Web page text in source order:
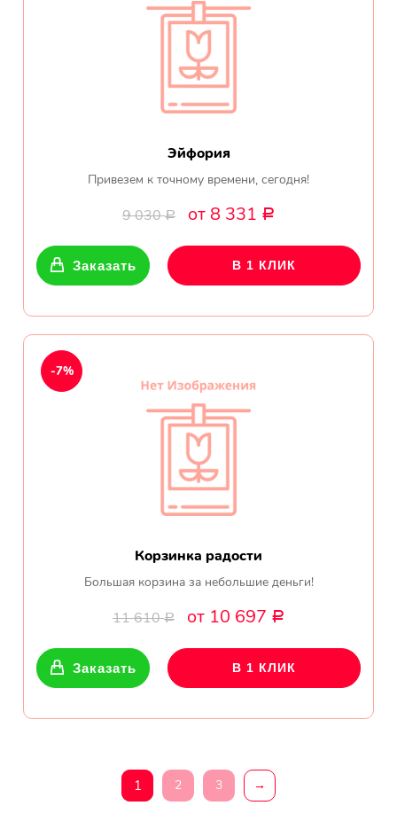
Эйфория
Привезем к точному времени, сегодня!
9 030Р от 8 331 Р
Заказать В 1 КЛИК
Корзинка радости
Большая корзина за небольшие деньги!
11 610Р от 10 697 Р
-7%
Заказать В 1 КЛИК
1 2 3 →